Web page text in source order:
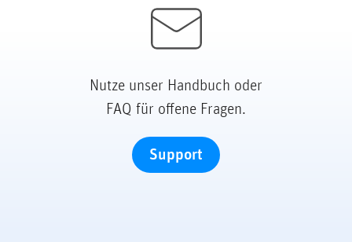
Nutze unser Handbuch oder
FAQ für offene Fragen.
Support